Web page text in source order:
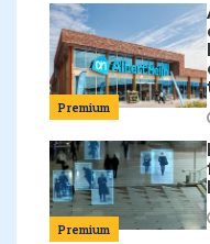
Premium
Premium